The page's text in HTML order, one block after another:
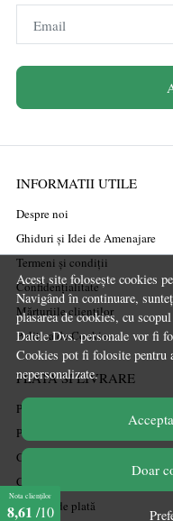
Acest site folosește cookies
Navigând în continuare,
plasarea de cookies, cu
Datele Dvs. personale vor fi
Cookies pot fi folosite pentru
nepersonalizate.
Doar
Email
INFORMATII UTILE
Despre noi
Ghiduri și Idei de Amenajare
Termeni și condiții
Confidențialitate
Mărturiile clienților
Politica de Cookies
PLATA SI LIVRARE
Politica de transport
Politica de retur
Cum cumpăr
Coșul meu
Metode de plată
Nota clienților
8,61 /10